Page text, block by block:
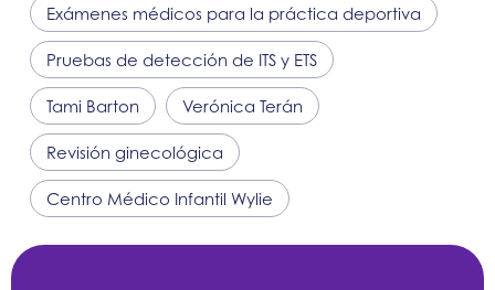
Exámenes médicos para la práctica deportiva
Pruebas de detección de ITS y ETS
Tami Barton Verónica Terán
Revisión ginecológica
Centro Médico Infantil Wylie